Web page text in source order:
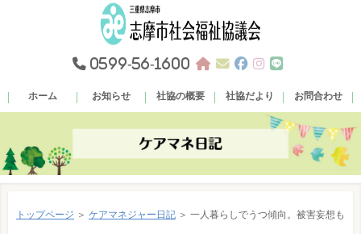
0599-56-1600
ホーム お知らせ 社協の概要 社協だより お問合わせ
トップページ ＞ ケアマネジャー日記＞ 一人暮らしでうつ傾向。被害妄想も